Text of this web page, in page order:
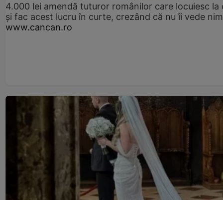
4.000 lei amendă tuturor românilor care locuiesc la
și fac acest lucru în curte, crezând că nu îi vede
www.cancan.ro